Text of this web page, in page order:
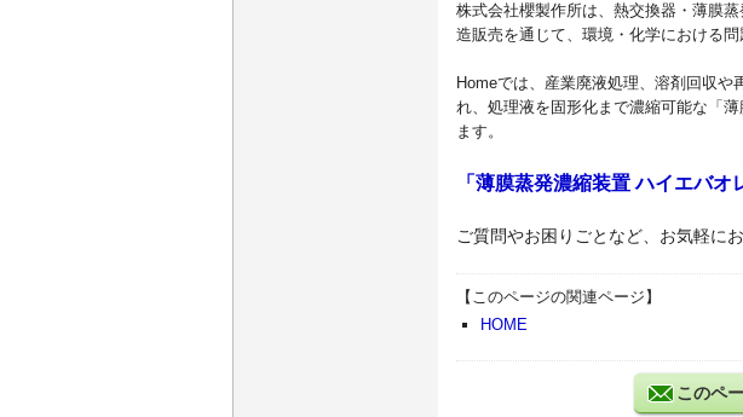
株式会社櫻製作所は、 熱交換器・薄膜
造販売を通じて、環境・化学における問
Homeでは、 産業廃液処理、溶剤回収や
れ、処理液を固形化まで濃縮可能な 「 薄
ます。
「薄膜蒸発濃縮装置 ハイエバオ
ご質問やお困りごとなど、お気軽に
【このページの関連ページ】
HOME
このペ